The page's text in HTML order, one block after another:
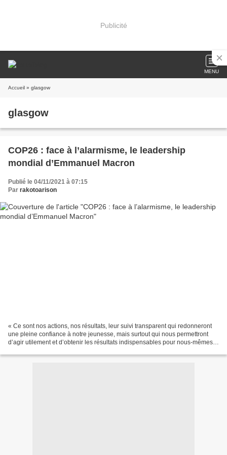
Publicité
MENU
Accueil » glasgow
glasgow
COP26 : face à l’alarmisme, le leadership
mondial d’Emmanuel Macron
Publié le 04/11/2021 à 07:15
Par rakotoarison
« Ce sont nos actions, nos résultats, leur suivi transparent qui redonneront
une pleine confiance à notre jeunesse, mais surtout qui nous permettront
d’agir utilement et d’obtenir les résultats indispensables pour nous-mêmes